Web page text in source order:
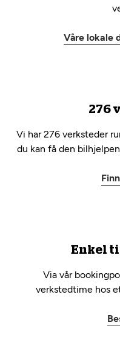
Våre lokale
276
Vi har 276 verksteder
du kan få den
Enkel
Via vår
verkstedtime hos